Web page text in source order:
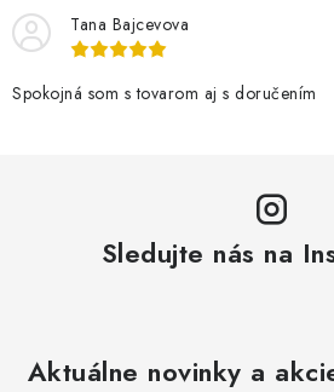
ý
p
i
s
Tana Bajcevova
Spokojná som s tovarom aj s doručením
Sledujte nás na
Aktuálne novinky a